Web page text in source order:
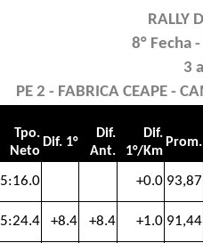
RALLY
8° Fecha
3
PE 2 - FABRICA CEAPE -
Tpo.
Neto
Dif. 1°
Dif.
Ant.
Dif.
1°/Km
Prom.
5:16.0 +0.0 93,87
5:24.4 +8.4 +8.4 +1.0 91,44